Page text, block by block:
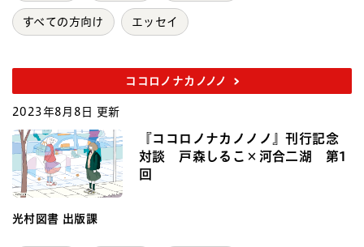
すべての方向け エッセイ
ココロノナカノノノ
2023年8月8日 更新
『ココロノナカノノノ』刊行記念
対談 戸森しるこ×河合二湖 第1
回
光村図書 出版課